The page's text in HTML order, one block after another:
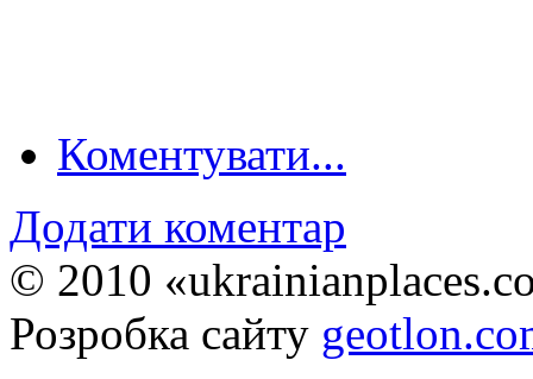
Коментувати...
Додати коментар
© 2010
Розробка сайту